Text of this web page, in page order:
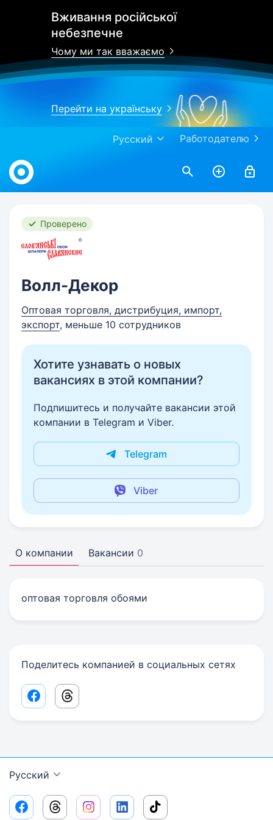
Вживання російської
небезпечне
Чому ми так вважаємо
Перейти на українську
Работодателю
Русский
Work.ua
Проверено
Волл-Декор
Оптовая торговля, дистрибуция, импорт,
экспорт, меньше 10 сотрудников
Хотите узнавать о новых
вакансиях в этой компании?
Подпишитесь и получайте вакансии этой
компании в Telegram и Viber.
Telegram
Viber
О компании Вакансии 0
оптовая торговля обоями
Поделитесь компанией в социальных сетях
Facebook share link
Threads share link
Русский